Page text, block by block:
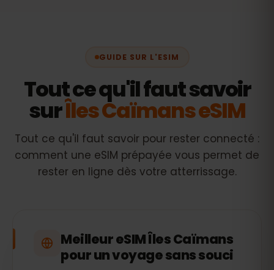
GUIDE SUR L'ESIM
Tout ce qu'il faut savoir
surÎles Caïmans eSIM
Tout ce qu'il faut savoir pour rester connecté :
comment une eSIM prépayée vous permet de
rester en ligne dès votre atterrissage.
Meilleur eSIM Îles Caïmans
pour un voyage sans souci